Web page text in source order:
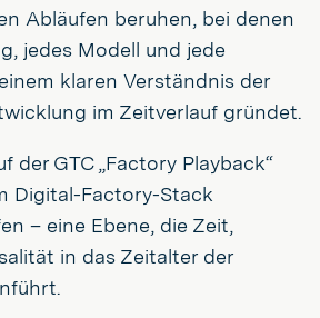
Abläufen beruhen, bei denen
jedes Modell und jede
klaren Verständnis der
im Zeitverlauf gründet.
der GTC „Factory Playback“
Digital-Factory-Stack
– eine Ebene, die Zeit,
in das Zeitalter der